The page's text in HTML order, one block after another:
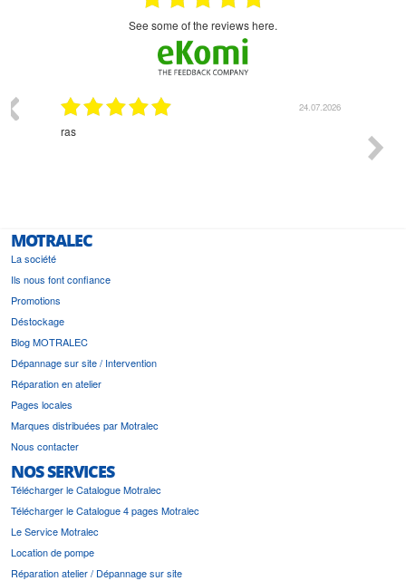
see some of the reviews here.
24.07.2026
ras
MOTRALEC
La société
Ils nous font confiance
Promotions
Déstockage
Blog MOTRALEC
Dépannage sur site / Intervention
Réparation en atelier
Pages locales
Marques distribuées par Motralec
Nous contacter
NOS SERVICES
Télécharger le Catalogue Motralec
Télécharger le Catalogue 4 pages Motralec
Le Service Motralec
Location de pompe
Réparation atelier / Dépannage sur site